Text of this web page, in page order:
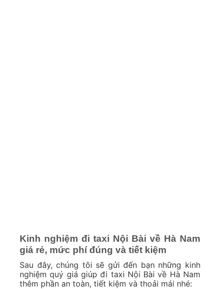
Kinh nghiệm đi taxi Nội Bài về Hà Nam
giá rẻ, mức phí đúng và tiết kiệm
Sau đây, chúng tôi sẽ gửi đến bạn những kinh
nghiệm quý giá giúp đi taxi Nội Bài về Hà Nam
thêm phần an toàn, tiết kiệm và thoải mái nhé: